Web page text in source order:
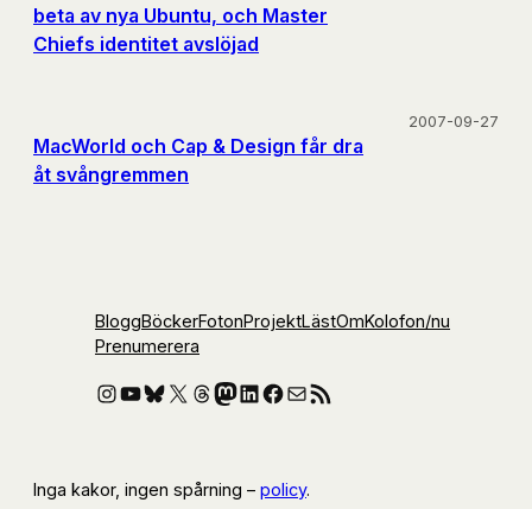
beta av nya Ubuntu, och Master
Chiefs identitet avslöjad
MacWorld och Cap & Design får dra
åt svångremmen
2007-09-27
BloggBöckerFotonProjektLästOmKolofon/nu
Prenumerera
Instagram
YouTube
Bluesky
X Threads
Mastodon
LinkedIn
Facebook
E-postRSS-flöde
Inga kakor, ingen spårning – policy.